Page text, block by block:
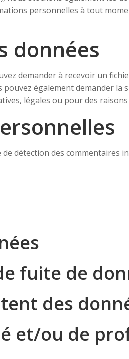
personnelles à tout
données
demander à recevoir un
également demander la
légales ou pour des raisons
détection des commentaires
fuite de
des
et/ou de